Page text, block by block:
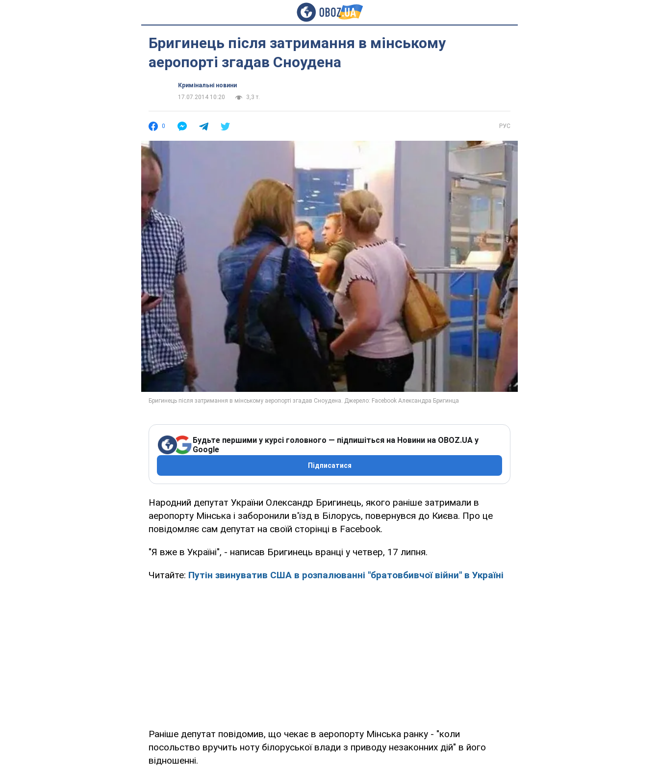
Бригинець після затримання в мінському
аеропорті згадав Сноудена
Кримінальні новини
17.07.2014 10:20
3,3 т.
0 РУС
Будьте першими у курсі головного — підпишіться на Новини на OBOZ.UA у
Google
Підписатися
Народний депутат України Олександр Бригинець, якого раніше затримали в
аеропорту Мінська і заборонили в'їзд в Білорусь, повернувся до Києва. Про це
повідомляє сам депутат на своїй сторінці в Facebook.
"Я вже в Україні", - написав Бригинець вранці у четвер, 17 липня.
Читайте: Путін звинуватив США в розпалюванні "братовбивчої війни" в Україні
Раніше депутат повідомив, що чекає в аеропорту Мінська ранку - "коли
посольство вручить ноту білоруської влади з приводу незаконних дій" в його
відношенні.